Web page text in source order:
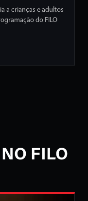
a crianças e adultos
do FILO
FILO